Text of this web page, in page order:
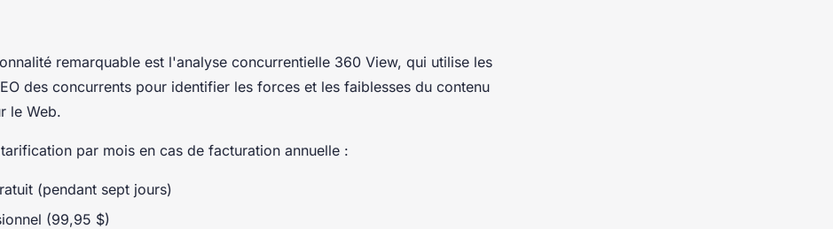
remarquable est l'analyse concurrentielle 360 ​​View, qui utilise les
des concurrents pour identifier les forces et les faiblesses du contenu
le Web.
par mois en cas de facturation annuelle :
(pendant sept jours)
(99,95 $)